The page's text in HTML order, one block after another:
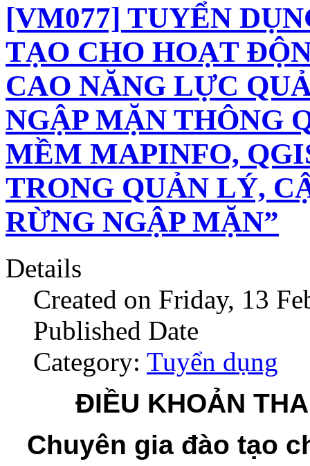
[VM077] TUYỂN
TẠO CHO HOẠT
CAO NĂNG LỰC
NGẬP MẶN THÔNG
MỀM MAPINFO,
TRONG QUẢN LÝ,
RỪNG NGẬP MẶN”
Details
Created on Friday, 13
Published Date
Category: Tuyển dụng
ĐIỀU KHOẢN
Chuyên gia đào tạo